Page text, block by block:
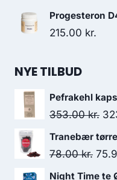
Progesteron
215.00 kr.
NYE TILBUD
Pefrakehl
353.00kr.
Tranebær
78.00kr. Den
Night Time te